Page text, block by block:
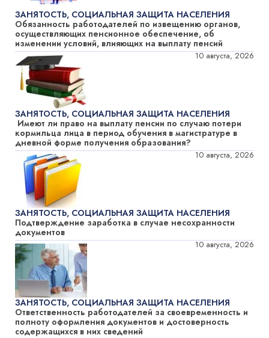
ЗАНЯТОСТЬ, СОЦИАЛЬНАЯ ЗАЩИТА НАСЕЛЕНИЯ
Обязанность работодателей по извещению органов,
осуществляющих пенсионное обеспечение, об
изменении условий, влияющих на выплату пенсий
10 августа, 2026
ЗАНЯТОСТЬ, СОЦИАЛЬНАЯ ЗАЩИТА НАСЕЛЕНИЯ
Имеют ли право на выплату пенсии по случаю потери
кормильца лица в период обучения в магистратуре в
дневной форме получения образования?
10 августа, 2026
ЗАНЯТОСТЬ, СОЦИАЛЬНАЯ ЗАЩИТА НАСЕЛЕНИЯ
Подтверждение заработка в случае несохранности
документов
10 августа, 2026
ЗАНЯТОСТЬ, СОЦИАЛЬНАЯ ЗАЩИТА НАСЕЛЕНИЯ
Ответственность работодателей за своевременность и
полноту оформления документов и достоверность
содержащихся в них сведений